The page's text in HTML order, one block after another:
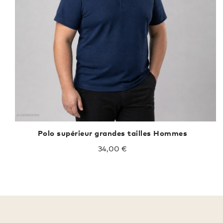
Polo supérieur grandes tailles Hommes
34,00 €